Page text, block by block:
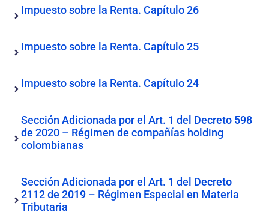
Impuesto sobre la Renta. Capítulo 26
Impuesto sobre la Renta. Capítulo 25
Impuesto sobre la Renta. Capítulo 24
Sección Adicionada por el Art. 1 del Decreto 598
de 2020 – Régimen de compañías holding
colombianas
Sección Adicionada por el Art. 1 del Decreto
2112 de 2019 – Régimen Especial en Materia
Tributaria